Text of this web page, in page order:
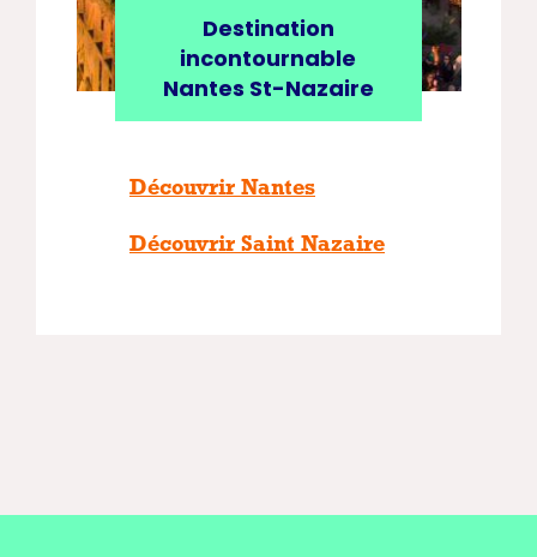
Destination
incontournable
Nantes St-Nazaire
Découvrir Nantes
Découvrir Saint Nazaire